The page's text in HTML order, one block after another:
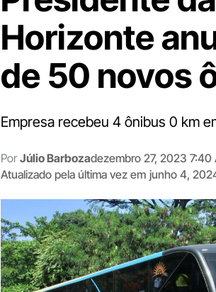
Horizonte
de 50 novos
Empresa recebeu 4 ônibus 0 km
Por Júlio Barbozadezembro 27, 2023 7:40
Atualizado pela última vez em junho 4,